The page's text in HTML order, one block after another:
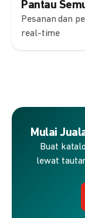
Pantau
Pesanan dan
real-time
Mulai
Buat
lewat